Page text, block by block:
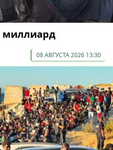
миллиард
08 АВГУСТА 2026 13:30